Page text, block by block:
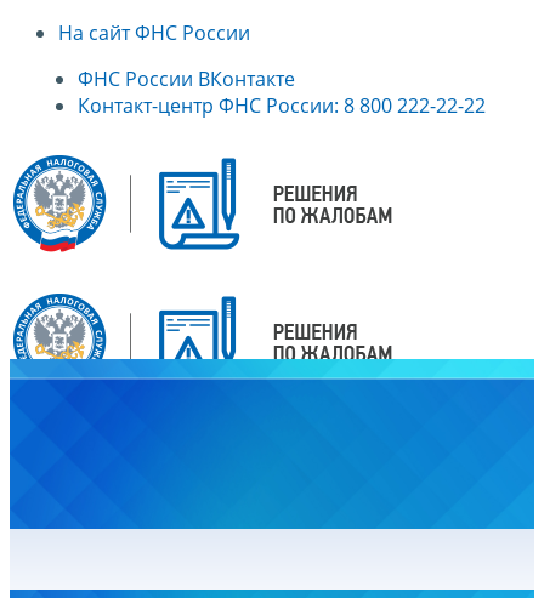
На сайт ФНС России
ФНС России ВКонтакте
Контакт-центр ФНС России: 8 800 222-22-22